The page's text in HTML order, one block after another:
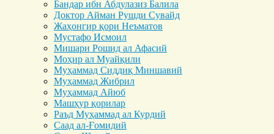
Бандар ибн Абдулазиз Балила
Доктор Айман Рушди Сувайд
Жаҳонгир қори Неъматов
Мустафо Исмоил
Мишари Рошид ал Афасий
Моҳир ал Муайқили
Муҳаммад Cиддиқ Миншавий
Муҳаммад Жибрил
Муҳаммад Айюб
Машҳур қорилар
Раъд Муҳаммад ал Курдий
Саад ал-Ғомидий